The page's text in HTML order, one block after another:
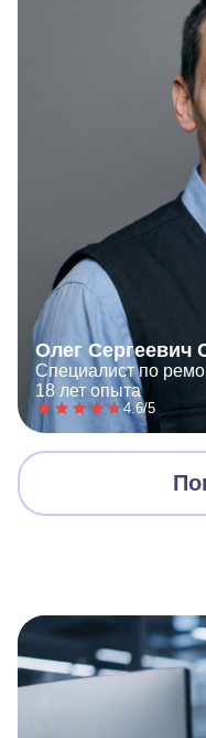
Олег Сергеевич
Специалист по
18 лет опыта
4.6/5